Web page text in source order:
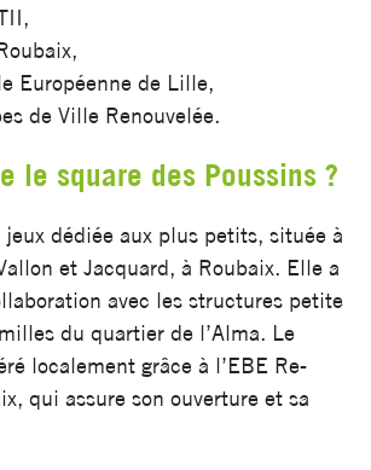
Européenne de Lille,
de Ville Renouvelée.
le square des Poussins ?
jeux dédiée aux plus petits, située à
et Jacquard, à Roubaix. Elle a
avec les structures petite
du quartier de l’Alma. Le
localement grâce à l’EBE Re-
qui assure son ouverture et sa